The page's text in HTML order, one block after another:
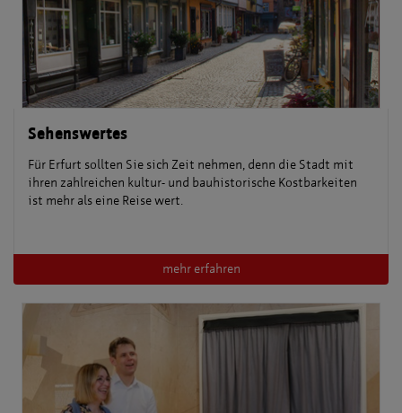
Sehenswertes
Für Erfurt sollten Sie sich Zeit nehmen, denn die Stadt mit
ihren zahlreichen kultur- und bauhistorische Kostbarkeiten
ist mehr als eine Reise wert.
mehr erfahren